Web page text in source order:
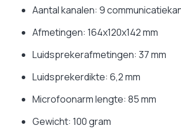
Aantal kanalen: 9
Afmetingen: 164x120x142 mm
Luidsprekerafmetingen: 37 mm
Luidsprekerdikte: 6,2 mm
Microfoonarm lengte: 85 mm
Gewicht: 100 gram